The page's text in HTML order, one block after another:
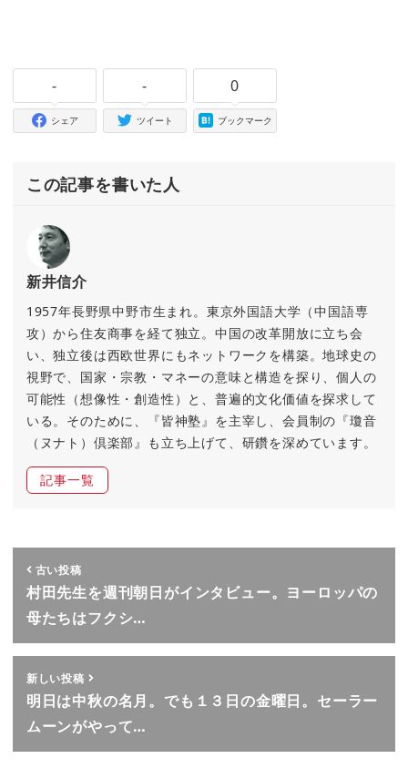
-
シェア
-
ツイート
0
ブックマーク
この記事を書いた人
新井信介
1957年長野県中野市生まれ。東京外国語大学（中国語専
攻）から住友商事を経て独立。中国の改革開放に立ち会
い、独立後は西欧世界にもネットワークを構築。地球史の
視野で、国家・宗教・マネーの意味と構造を探り、個人の
可能性（想像性・創造性）と、普遍的文化価値を探求して
いる。そのために、『皆神塾』を主宰し、会員制の『瓊音
（ヌナト）倶楽部』も立ち上げて、研鑽を深めています。
記事一覧
古い投稿
村田先生を週刊朝日がインタビュー。ヨーロッパの
母たちはフクシ…
新しい投稿
明日は中秋の名月。でも１３日の金曜日。セーラー
ムーンがやって…